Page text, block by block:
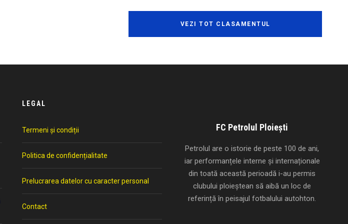
VEZI TOT CLASAMENTUL
LEGAL
Termeni și condiții
Politica de confidențialitate
Prelucrarea datelor cu caracter personal
Contact
FC Petrolul Ploiești
Petrolul are o istorie de peste 100 de ani,
iar performanțele interne și internaționale
din toată această perioadă i-au permis
clubului ploieștean să aibă un loc de
referință în peisajul fotbalului autohton.